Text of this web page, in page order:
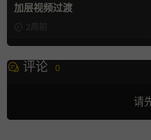
加层视频过渡
2周前
评论 0
请